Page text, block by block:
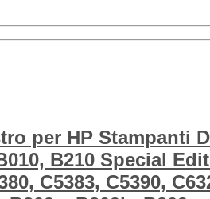
per HP Stampanti
B210 Special
C5383, C5390,